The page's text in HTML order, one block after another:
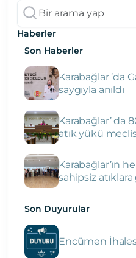
Haberler
Son Haberler
Karabağlar ‘da
saygıyla anıldı
Karabağlar’ da
atık yükü
Karabağlar’ın
sahipsiz
Son Duyurular
Encümen